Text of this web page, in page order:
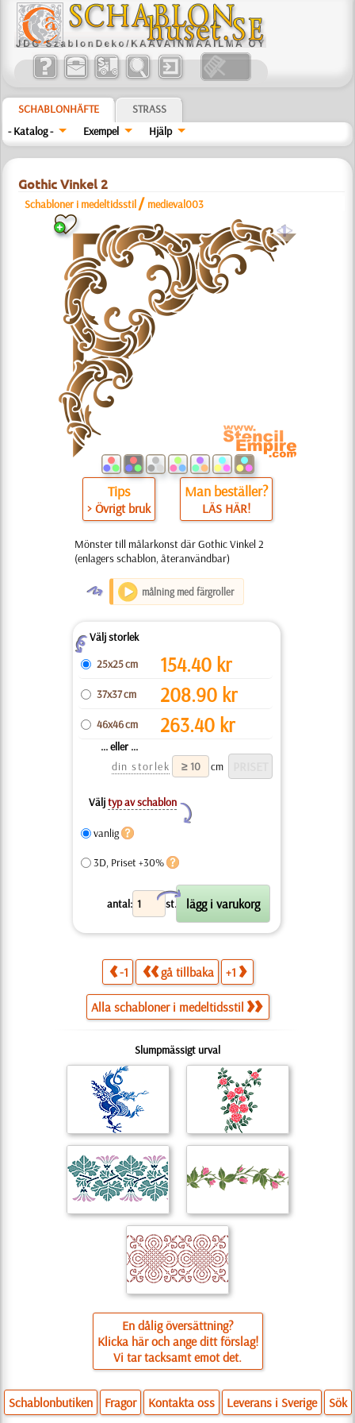
SCHABLONHÄFTE
STRASS
- Katalog -
Exempel Hjälp
Gothic Vinkel 2
Schabloner i medeltidsstil / medieval003
a
Tips
> Övrigt bruk
Man beställer?
LÄS HÄR!
Mönster till målarkonst där Gothic Vinkel 2
(enlagers schablon, återanvändbar)
O målning med färgroller
ZVälj storlek
25x25 cm
154.40 kr
37x37 cm 208.90 kr
46x46 cm 263.40 kr
... eller ...
din storlek
cm
Väljtyp av schablon
Y
vanlig
3D, Priset +30%
antal: st.
X
-1 gå tillbaka +1
Alla schabloner i medeltidsstil
Slumpmässigt urval
En dålig översättning?
Klicka här och ange ditt förslag!
Vi tar tacksamt emot det.
Schablonbutiken Fragor Kontakta oss Leverans i Sverige Sök